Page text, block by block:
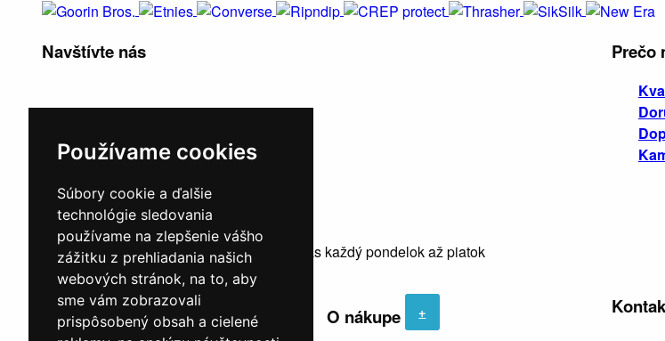
Používame cookies
Súbory cookie a ďalšie
technológie sledovania
používame na zlepšenie vášho
zážitku z prehliadania našich
webových stránok, na to, aby
sme vám zobrazovali
prispôsobený obsah a cielené
Navštívte nás
Našakamenná predajňaje otvorená pre vás každý pondelok až piatok
Prečo
Informácie + O nákupe +